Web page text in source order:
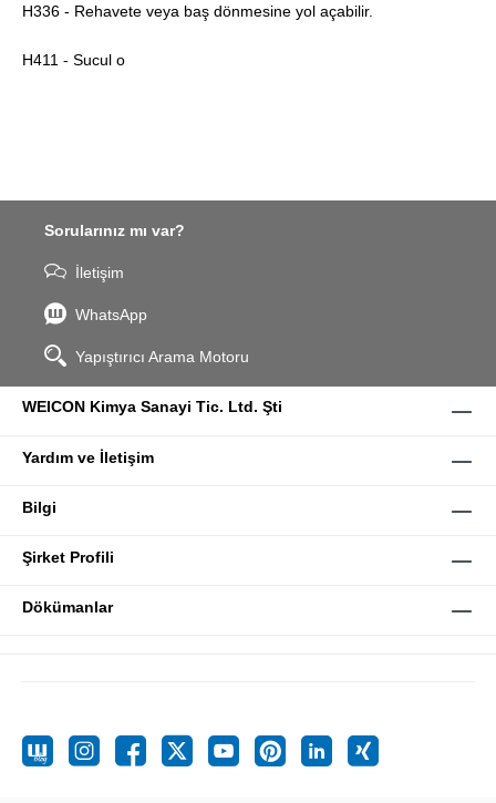
H336 - Rehavete veya baş dönmesine yol açabilir.
H411 - Sucul o
Sorularınız mı var?
İletişim
WhatsApp
Yapıştırıcı Arama Motoru
WEICON Kimya Sanayi Tic. Ltd. Şti
Yardım ve İletişim
Bilgi
Şirket Profili
Dökümanlar